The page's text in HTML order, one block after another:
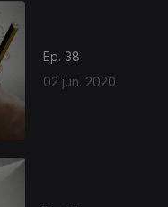
Ep. 38
02 jun. 2020